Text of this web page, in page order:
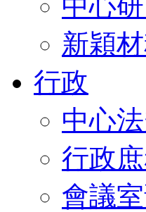
新穎
行政
中心
行政
會議